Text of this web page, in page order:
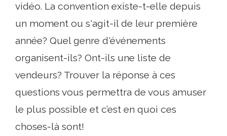
vidéo. La convention existe-t-elle depuis
un moment ou s'agit-il de leur première
année? Quel genre d'événements
organisent-ils? Ont-ils une liste de
vendeurs? Trouver la réponse à ces
questions vous permettra de vous amuser
le plus possible et c’est en quoi ces
choses-là sont!